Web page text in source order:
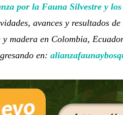
por la Fauna Silvestre y los
avances y resultados
y madera en Colombia,
en: